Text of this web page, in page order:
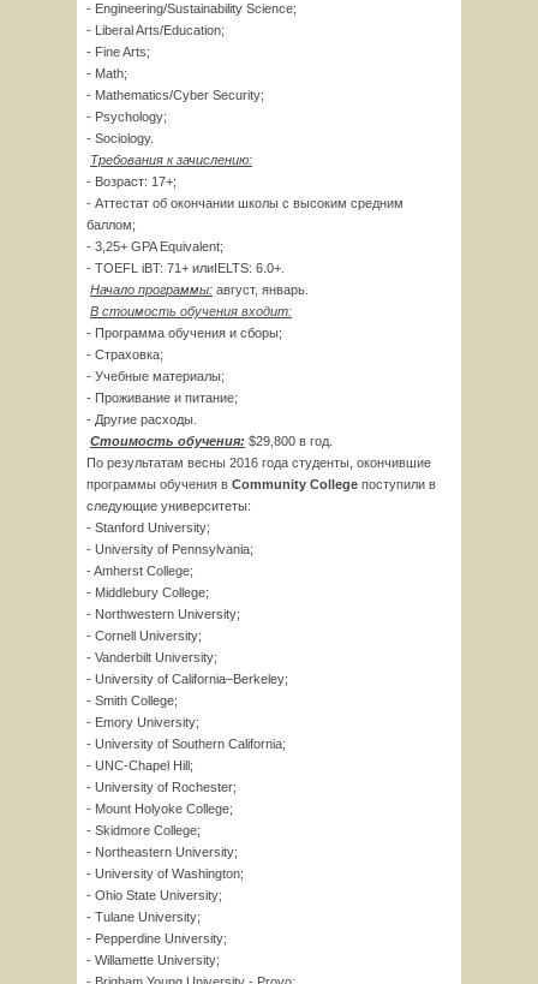
- Engineering/Sustainability Science;
- Liberal Arts/Education;
- Fine Arts;
- Math;
- Mathematics/Cyber Security;
- Psychology;
- Sociology.
Требования к зачислению:
- Возраст: 17+;
- Аттестат об окончании школы с высоким средним
баллом;
- 3,25+ GPA Equivalent;
- TOEFL iBT: 71+ илиIELTS: 6.0+.
Начало программы: август, январь.
В стоимость обучения входит:
- Программа обучения и сборы;
- Страховка;
- Учебные материалы;
- Проживание и питание;
- Другие расходы.
Стоимость обучения: $29,800 в год.
По результатам весны 2016 года студенты, окончившие
программы обучения в Community College поступили в
следующие университеты:
- Stanford University;
- University of Pennsylvania;
- Amherst College;
- Middlebury College;
- Northwestern University;
- Cornell University;
- Vanderbilt University;
- University of California–Berkeley;
- Smith College;
- Emory University;
- University of Southern California;
- UNC-Chapel Hill;
- University of Rochester;
- Mount Holyoke College;
- Skidmore College;
- Northeastern University;
- University of Washington;
- Ohio State University;
- Tulane University;
- Pepperdine University;
- Willamette University;